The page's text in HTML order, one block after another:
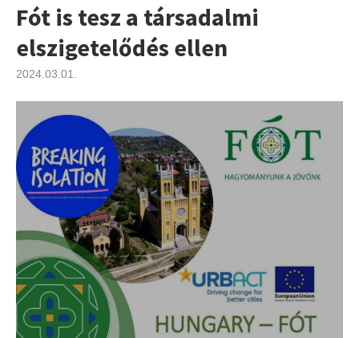
Fót is tesz a társadalmi
elszigetelődés ellen
2024.03.01.